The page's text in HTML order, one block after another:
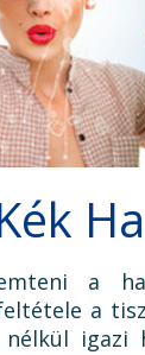
a
a
nélkül igazi